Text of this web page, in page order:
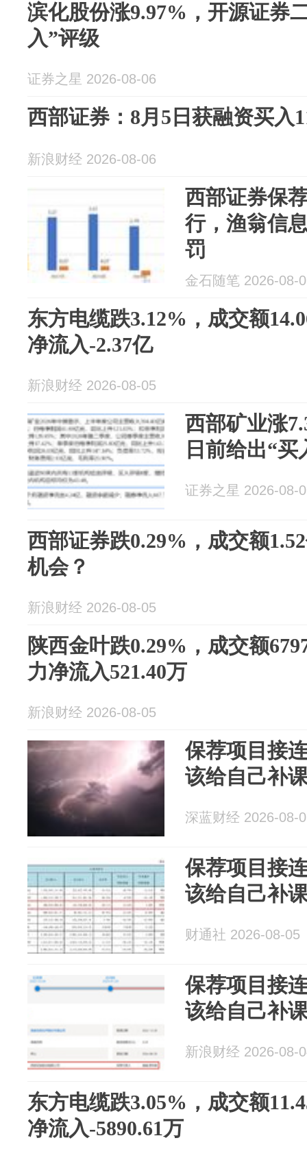
滨化股份涨9.97%，开源证券
入”评级
证券之星 2026-08-06
西部证券：8月5日获融资买入
新浪财经 2026-08-06
西部证券保
行，渔翁信
罚
金石随笔 2026-08-
东方电缆跌3.12%，成交额
净流入-2.37亿
新浪财经 2026-08-05
西部矿业涨
日前给出“买
证券之星 2026-08-
西部证券跌0.29%，成交额
机会？
新浪财经 2026-08-05
陕西金叶跌0.29%，成交额
力净流入521.40万
新浪财经 2026-08-05
保荐项目接
该给自己补
深蓝财经 2026-08-
保荐项目接
该给自己补
财通社 2026-08-05
保荐项目接
该给自己补
新浪财经 2026-08-
东方电缆跌3.05%，成交额
净流入-5890.61万